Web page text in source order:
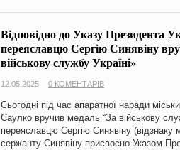
Відповідно до Указу Президента
переяславцю Сергію Синявіну
військову службу Україні»
12.05.2025 0 КОМЕНТАРІВ
Сьогодні під час апаратної наради
Саулко вручив медаль “За військову
переяславцю Сергію Синявіну
сержанту Синявіну присвоєно Указом